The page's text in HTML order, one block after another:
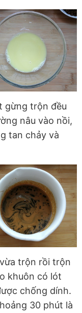
gừng trộn đều
nâu vào nồi,
tan chảy và
trộn rồi trộn
khuôn có lót
chống dính.
30 phút là